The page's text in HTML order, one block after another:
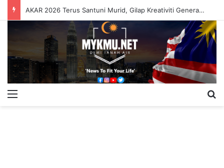
AKAR 2026 Terus Santuni Murid, Gilap Kreativiti Generasi Muda